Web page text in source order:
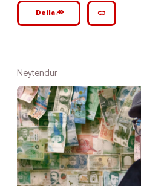
Deilagoogle_plus_reshare link
Neytendur